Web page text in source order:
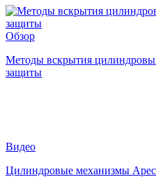
Обзор
Методы вскрытия
защиты
Видео
Цилиндровые механизмы